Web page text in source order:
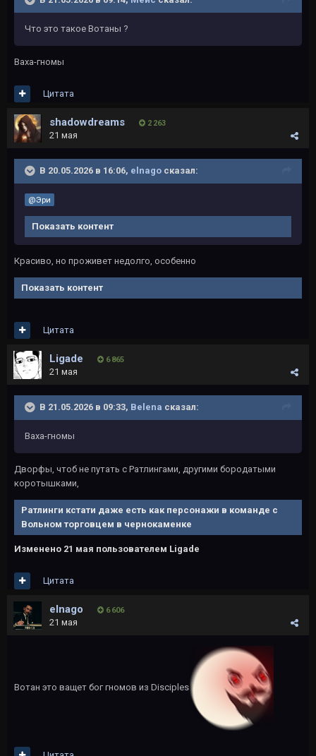
Что это такое Вотаны ?
Ваха-гномы
Цитата
shadowdreams 2 263
21 мая
В 20.05.2026 в 16:06, elnago сказал:
@Эри
Показать контент
Красиво, но проживет недолго, особенно
Показать контент
Цитата
Ligade 6 865
21 мая
В 21.05.2026 в 09:33, Belena сказал:
Ваха-гномы
Дворфы, чтоб не путать с Ратлингами, другими бородатыми
коротышками,
Ратлинги кстати даже есть как персонажи в команде с
Вольном торговцем в чернокаменке
Изменено 21 мая пользователем Ligade
Цитата
elnago 6 606
21 мая
Вотан это ващет бог гномов из Disciples